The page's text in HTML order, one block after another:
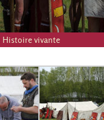
Histoire vivante